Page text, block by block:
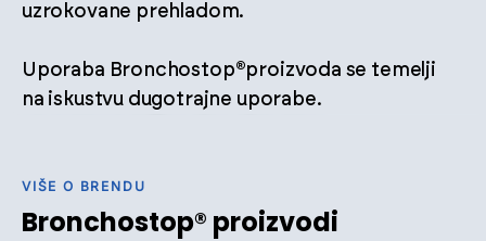
uzrokovane prehladom.
Uporaba Bronchostop®proizvoda se temelji
na iskustvu dugotrajne uporabe.
VIŠE O BRENDU
Bronchostop® proizvodi